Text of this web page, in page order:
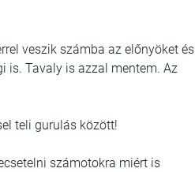
veszik számba az előnyöket és
is. Tavaly is azzal mentem. Az
teli gurulás között!
számotokra miért is